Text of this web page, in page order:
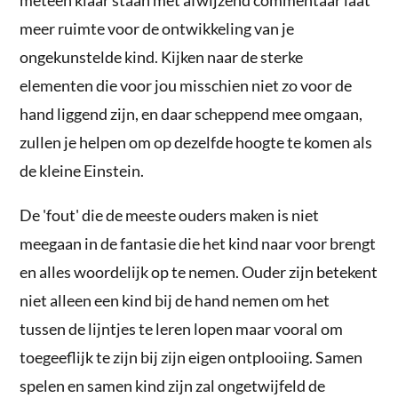
meer ruimte voor de ontwikkeling van je
ongekunstelde kind. Kijken naar de sterke
elementen die voor jou misschien niet zo voor de
hand liggend zijn, en daar scheppend mee omgaan,
zullen je helpen om op dezelfde hoogte te komen als
de kleine Einstein.
De 'fout' die de meeste ouders maken is niet
meegaan in de fantasie die het kind naar voor brengt
en alles woordelijk op te nemen. Ouder zijn betekent
niet alleen een kind bij de hand nemen om het
tussen de lijntjes te leren lopen maar vooral om
toegeeflijk te zijn bij zijn eigen ontplooiing. Samen
spelen en samen kind zijn zal ongetwijfeld de